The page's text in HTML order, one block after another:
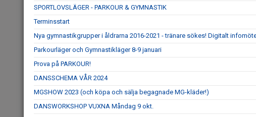
SPORTLOVSLÄGER - PARKOUR & GYMNASTIK
Terminsstart
Nya gymnastikgrupper i åldrarna 2016-2021 - tränare sökes! Digitalt
Parkourläger och Gymnastikläger 8-9 januari
Prova på PARKOUR!
DANSSCHEMA VÅR 2024
MGSHOW 2023 (och köpa och sälja begagnade MG-kläder!)
DANSWORKSHOP VUXNA Måndag 9 okt.